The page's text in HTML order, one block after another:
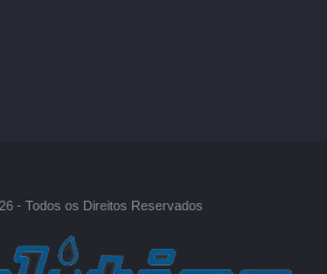
- Todos os Direitos Reservados